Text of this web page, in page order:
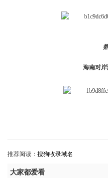
海南对
推荐阅读： 搜狗收录域名
大家都爱看